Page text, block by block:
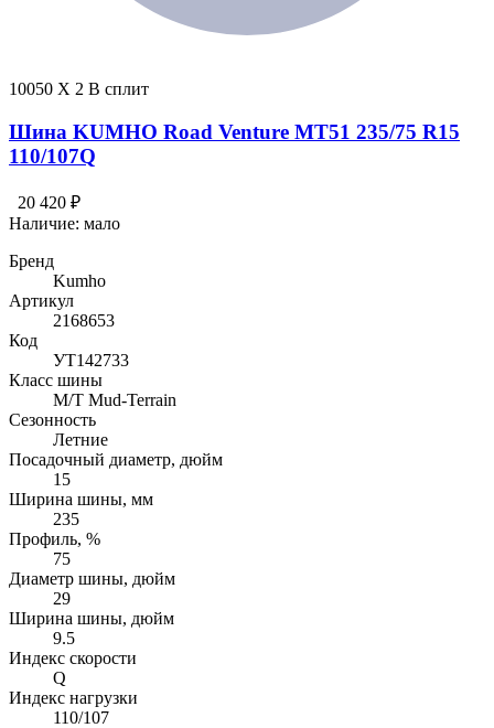
10050 X 2 В сплит
Шина KUMHO Road Venture MT51 235/75 R15
110/107Q
20 420 ₽
Наличие: мало
Бренд
Kumho
Артикул
2168653
Код
УТ142733
Класс шины
M/T Mud-Terrain
Сезонность
Летние
Посадочный диаметр, дюйм
15
Ширина шины, мм
235
Профиль, %
75
Диаметр шины, дюйм
29
Ширина шины, дюйм
9.5
Индекс скорости
Q
Индекс нагрузки
110/107